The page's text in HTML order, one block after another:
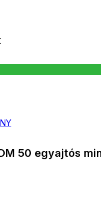
50 egyajtós